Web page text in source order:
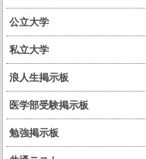
公立大学
私立大学
浪人生掲示板
医学部受験掲示板
勉強掲示板